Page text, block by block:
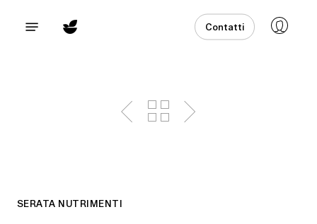
Menu Contatti
SERATA NUTRIMENTI